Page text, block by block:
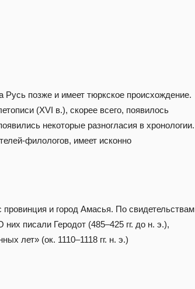
позже и имеет тюркское происхождение.
(XVI в.), скорее всего, появилось
некоторые разногласия в хронологии.
филологов, имеет исконно
и город Амасья. По свидетельствам
писали Геродот (485–425 гг. до н. э.),
лет» (ок. 1110–1118 гг. н. э.)